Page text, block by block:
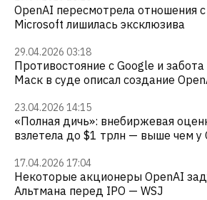
OpenAI пересмотрела отношения
Microsoft лишилась эксклюзива
29.04.2026 03:18
Противостояние с Google и забота
Маск в суде описал создание
23.04.2026 14:15
«Полная дичь»: внебиржевая
взлетела до $1 трлн — выше чем у
17.04.2026 17:04
Некоторые акционеры OpenAI
Альтмана перед IPO — WSJ